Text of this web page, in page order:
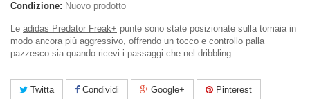
Condizione: Nuovo prodotto
Le adidas Predator Freak+ punte sono state posizionate sulla tomaia in
modo ancora più aggressivo, offrendo un tocco e controllo palla
pazzesco sia quando ricevi i passaggi che nel dribbling.
Twitta Condividi Google+ Pinterest